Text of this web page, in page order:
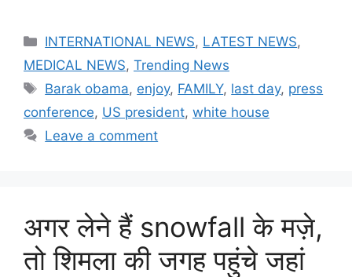
Categories
INTERNATIONAL NEWS, LATEST NEWS,
MEDICAL NEWS, Trending News
Tags
Barak obama, enjoy, FAMILY, last day, press
conference, US president, white house
Leave a comment
अगर लेने हैं snowfall के मज़े,
तो शिमला की जगह पहुंचे जहां